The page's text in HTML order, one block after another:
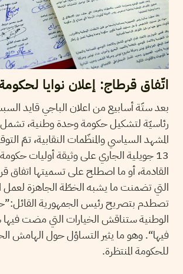
اتّفاق قرطاج: إعلان نوايا
بعد ستّة أسابيع من اعلان الباجي قايد
رئاسيّة لتشكيل حكومة وحدة وطنية،
المشهد السياسي والمنظّمات النقابية، تمّ
13 جويلية الجاري على وثيقة أوليات
القادمة، أو ما اصطلح على تسميتها اتفاق
التي تضمنت ما يشبه الخطّة الجاهزة لعمل
تصطدم بتصريح رئيس الجمهورية
الوطنية ستناقش الخيارات التي مضت فيها
فيها“. وهو ما يثير التساؤل حول الهامش
للحكومة المنتظرة.